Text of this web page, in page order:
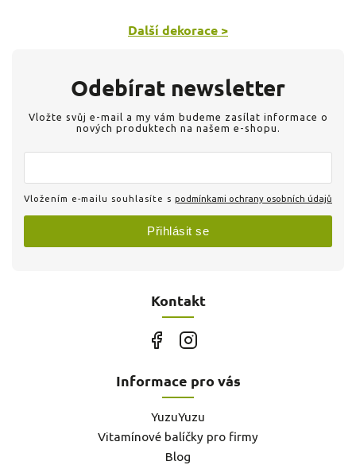
Další dekorace >
Kontakt
Odebírat newsletter
Vložte svůj e-mail a my vám budeme zasílat informace o
nových produktech na našem e-shopu.
Vložením e-mailu souhlasíte s podmínkami ochrany osobních údajů
Přihlásit se
Informace pro vás
YuzuYuzu
Vitamínové balíčky pro firmy
Blog